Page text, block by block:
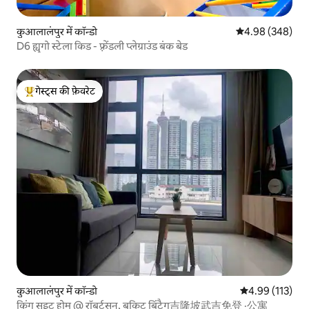
कुआलालंपुर में कॉन्डो औसत रेटिंग 5 में से
4.98 (348)
D6 ह्यूगो स्टेला किड - फ़्रेंडली प्लेग्राउंड बंक बेड
गेस्ट्स का टॉप फ़ेवरेट
गेस्ट्स की फ़ेवरेट
कुआलालंपुर में कॉन्डो औसत रेटिंग 5 में से
4.99 (113)
किंग सुइट होम @ रॉबर्टसन, बुकिट बिंटैग吉隆坡武吉免登 ·公寓